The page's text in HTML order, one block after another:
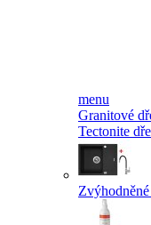
menu
Granitové
Tectonite